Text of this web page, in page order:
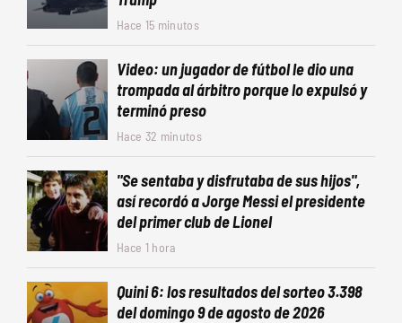
Hace 15 minutos
Video: un jugador de fútbol le dio una
trompada al árbitro porque lo expulsó y
terminó preso
Hace 32 minutos
"Se sentaba y disfrutaba de sus hijos",
así recordó a Jorge Messi el presidente
del primer club de Lionel
Hace 1 hora
Quini 6: los resultados del sorteo 3.398
del domingo 9 de agosto de 2026